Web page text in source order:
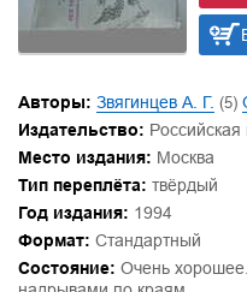
Авторы: Звягинцев А. Г. (5)
Издательство: Российская
Место издания: Москва
Тип переплёта: твёрдый
Год издания: 1994
Формат: Стандартный
Состояние: Очень